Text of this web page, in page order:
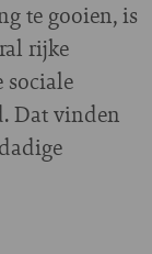
te gooien, is
rijke
sociale
Dat vinden